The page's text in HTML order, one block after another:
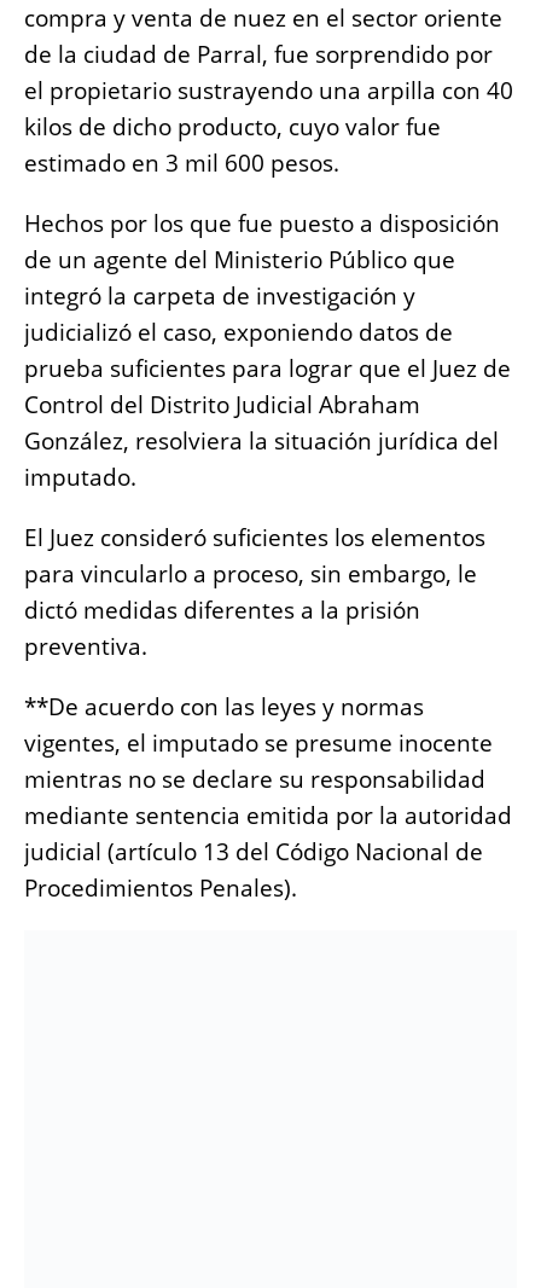
compra y venta de nuez en el sector oriente
de la ciudad de Parral, fue sorprendido por
el propietario sustrayendo una arpilla con 40
kilos de dicho producto, cuyo valor fue
estimado en 3 mil 600 pesos.
Hechos por los que fue puesto a disposición
de un agente del Ministerio Público que
integró la carpeta de investigación y
judicializó el caso, exponiendo datos de
prueba suficientes para lograr que el Juez de
Control del Distrito Judicial Abraham
González, resolviera la situación jurídica del
imputado.
El Juez consideró suficientes los elementos
para vincularlo a proceso, sin embargo, le
dictó medidas diferentes a la prisión
preventiva.
**De acuerdo con las leyes y normas
vigentes, el imputado se presume inocente
mientras no se declare su responsabilidad
mediante sentencia emitida por la autoridad
judicial (artículo 13 del Código Nacional de
Procedimientos Penales).